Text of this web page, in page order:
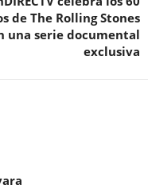
de The Rolling Stones
una serie documental
exclusiva